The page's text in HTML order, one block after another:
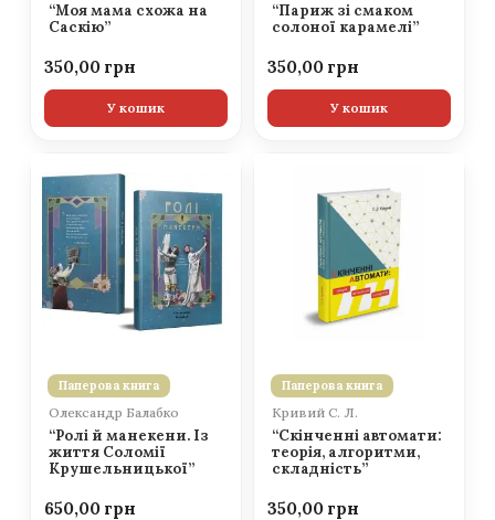
“Моя мама схожа на
Саскію”
350,00
У кошик
“Париж зі смаком
солоної карамелі”
350,00
У кошик
Паперова книга
Олександр Балабко
“Ролі й манекени. Із
життя Соломії
Крушельницької”
650,00
Паперова книга
Кривий С. Л.
“Скінченні автомати:
теорія, алгоритми,
складність”
350,00